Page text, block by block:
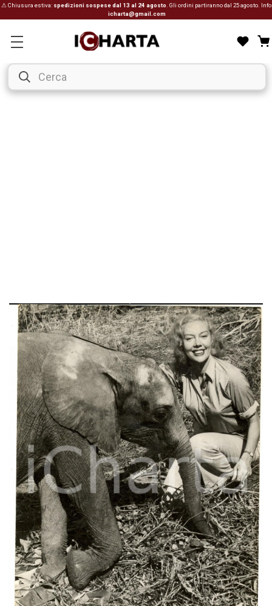
⚠ Chiusura estiva: spedizioni sospese dal 13 al 24 agosto . Gli ordini partiranno dal 25 agosto. Info:
icharta@gmail.com